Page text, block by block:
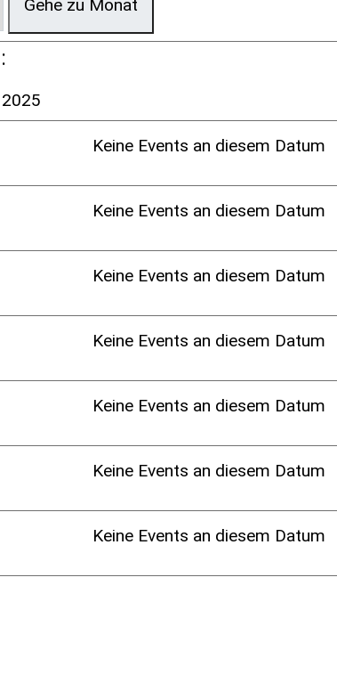
Gehe zu Monat
Keine Events an diesem Datum
Keine Events an diesem Datum
Keine Events an diesem Datum
Keine Events an diesem Datum
Keine Events an diesem Datum
Keine Events an diesem Datum
Keine Events an diesem Datum